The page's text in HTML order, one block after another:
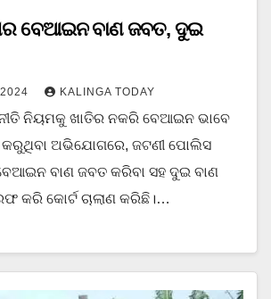
ବେଆଇନ ବାଣ ଜବତ, ଦୁଇ
KALINGA TODAY
ନିୟମକୁ ଖାତିର ନକରି ବେଆଇନ ଭାବେ
କରୁଥିବା ଅଭିଯୋଗରେ, ଜଟଣୀ ପୋଲିସ
ବାଣ ଜବତ କରିବା ସହ ଦୁଇ ବାଣ
କରି କୋର୍ଟ ଚାଲାଣ କରିଛି।…